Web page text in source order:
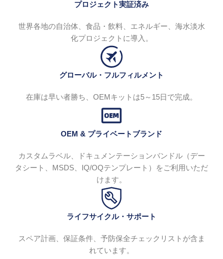
プロジェクト実証済み
世界各地の自治体、食品・飲料、エネルギー、海水淡水
化プロジェクトに導入。
グローバル・フルフィルメント
在庫は早い者勝ち、OEMキットは5～15日で完成。
OEM & プライベートブランド
カスタムラベル、ドキュメンテーションバンドル（デー
タシート、MSDS、IQ/OQテンプレート）をご利用いただ
けます。
ライフサイクル・サポート
スペア計画、保証条件、予防保全チェックリストが含ま
れています。